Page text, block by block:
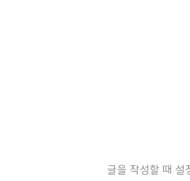
글을 작성할 때 설